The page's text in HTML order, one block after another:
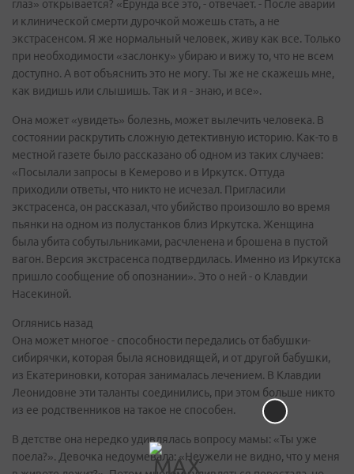
глаз» открывается? «Ерунда все это, - отвечает. - После аварии
и клинической смерти дурочкой можешь стать, а не
экстрасенсом. Я же нормальный человек, живу как все. Только
при необходимости «заслонку» убираю и вижу то, что не всем
доступно. А вот объяснить это не могу. Ты же не скажешь мне,
как видишь или слышишь. Так и я - знаю, и все».
Она может «увидеть» болезнь, может вылечить человека. В
состоянии раскрутить сложную детективную историю. Как-то в
местной газете было рассказано об одном из таких случаев:
«Посылали запросы в Кемерово и в Иркутск. Оттуда
приходили ответы, что никто не исчезал. Пригласили
экстрасенса, он рассказал, что убийство произошло во время
пьянки на одном из полустанков близ Иркутска. Женщина
была убита собутыльниками, расчленена и брошена в пустой
вагон. Версия экстрасенса подтвердилась. Именно из Иркутска
пришло сообщение об опознании». Это о ней - о Клавдии
Насекиной.
Оглянись назад
Она может многое - способности передались от бабушки-
сибирячки, которая была ясновидящей, и от другой бабушки,
из Екатериновки, которая занималась лечением. В Клавдии
Леонидовне эти таланты соединились, при этом больше никто
из ее родственников на такое не способен.
В детстве она нередко удивлялась вопросу мамы: «Ты уже
поела?». Девочка недоумевала: «Неужели не видно, что у меня